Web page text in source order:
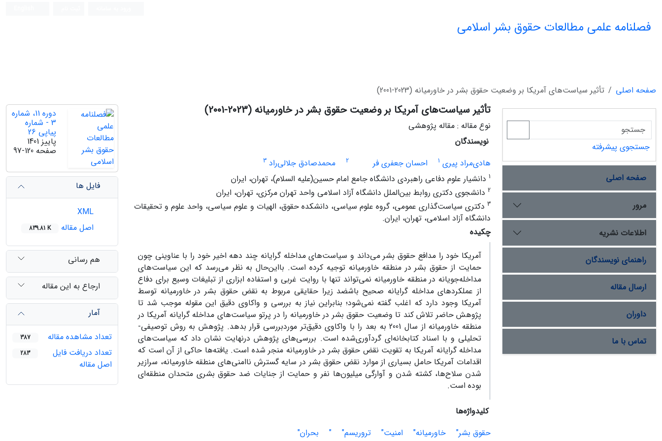
فصلنامه علمی مطالعات حقوق بشر اسلامی
صفحه اصلی تأثیر سیاست‌های آمریکا بر وضعیت حقوق بشر در خاورمیانه (2023-2001)
تأثیر سیاست‌های آمریکا بر وضعیت حقوق بشر در خاورمیانه (2023-2001)
نوع مقاله : مقاله پژوهشی
نویسندگان
هادی‌مراد پیری 1 احسان جعفری فر 2 محمدصادق جلالی‌راد 3
1 دانشیار علوم دفاعی راهبردی دانشگاه جامع امام حسین(علیه السلام)، تهران، ایران
2 دانشجوی دکتری روابط بین‌الملل دانشگاه آزاد اسلامی واحد تهران مرکزی، تهران، ایران
3 دکتری سیاست‌گذاری عمومی، گروه علوم سیاسی، دانشکده حقوق، الهیات و علوم سیاسی، واحد علوم و تحقیقات
دانشگاه آزاد اسلامی، تهران، ایران.
چکیده
آمریکا خود را مدافع حقوق بشر می‌داند و سیاست‌های مداخله گرایانه چند دهه اخیر خود را با عناوینی چون
حمایت از حقوق بشر در منطقه خاورمیانه توجیه کرده است. بااین‌حال به نظر می‌رسد که این سیاست‌های
مداخله‌جویانه در منطقه خاورمیانه نمی‌تواند تنها با روایت غربی و استفاده ابزاری از تبلیغات وسیع برای دفاع
از عملکردهای مداخله گرایانه صحیح باشضد زیرا حقایقی مربوط به نقض حقوق بشر در خاورمیانه توسط
آمریکا وجود دارد که اغلب گفته نمی‌شود؛ بنابراین نیاز به بررسی و واکاوی دقیق این مقوله موجب شد تا
پژوهش حاضر تلاش کند تا وضعیت حقوق بشر در خاورمیانه را در پرتو سیاست‌های مداخله گرایانه آمریکا در
منطقه خاورمیانه از سال 2001 به بعد را با واکاوی دقیق‌تر موردبررسی قرار بدهد. پژوهش به روش توصیفی-
تحلیلی و با اسناد کتابخانه‌ای گردآوری‌شده است. بررسی‌های پژوهش درنهایت نشان داد که سیاست‌های
مداخله گرایانه آمریکا به تقویت نقض حقوق بشر در خاورمیانه منجر شده است. یافته‌ها حاکی از آن است که
اقدامات آمریکا حامل بسیاری از موارد نقض حقوق بشر در سایه گسترش ناامنی‌های منطقه خاورمیانه، سرازیر
شدن سلاح‌ها، کشته شدن و آوارگی میلیون‌ها نفر و حمایت از جنایات ضد حقوق بشری متحدان منطقه‌ای
بوده است.
کلیدواژه‌ها
حقوق بشر"
خاورمیانه" امنیت" تروریسم" " بحران"
دوره 11، شماره
3 - شماره
پیاپی 26
پاییز 1401
صفحه 97-120
فایل ها
اصل مقاله
839.81 K
هم رسانی
ارجاع به این مقاله
آمار
تعداد مشاهده مقاله
387
تعداد دریافت فایل
اصل مقاله
283
جستجوی پیشرفته
صفحه اصلی
مرور
اطلاعات نشریه
راهنمای نویسندگان
ارسال مقاله
داوران
تماس با ما